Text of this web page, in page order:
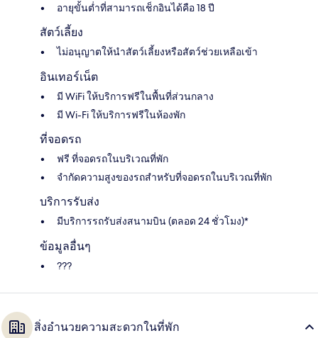
อายุขั้นต่ำที่สามารถเช็กอินได้คือ 18 ปี
สัตว์เลี้ยง
ไม่อนุญาตให้นำสัตว์เลี้ยงหรือสัตว์ช่วยเหลือเข้า
อินเทอร์เน็ต
มี WiFi ให้บริการฟรีในพื้นที่ส่วนกลาง
มี Wi-Fi ให้บริการฟรีในห้องพัก
ที่จอดรถ
ฟรี ที่จอดรถในบริเวณที่พัก
จำกัดความสูงของรถสำหรับที่จอดรถในบริเวณที่พัก
บริการรับส่ง
มีบริการรถรับส่งสนามบิน (ตลอด 24 ชั่วโมง)*
ข้อมูลอื่นๆ
???
สิ่งอำนวยความสะดวกในที่พัก